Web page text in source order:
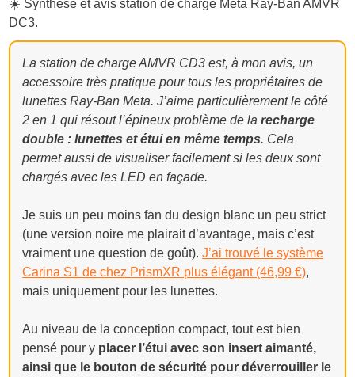
☀️ Synthèse et avis station de charge Meta Ray-Ban AMVR
DC3.
La station de charge AMVR CD3 est, à mon avis, un
accessoire très pratique pour tous les propriétaires de
lunettes Ray-Ban Meta. J’aime particulièrement le côté
2 en 1 qui résout l’épineux problème de larecharge
double : lunettes et étui en même temps. Cela
permet aussi de visualiser facilement si les deux sont
chargés avec les LED en façade.
Je suis un peu moins fan du design blanc un peu strict
(une version noire me plairait d’avantage, mais c’est
vraiment une question de goût).J’ai trouvé le système
Carina S1 de chez PrismXR plus élégant (46,99 €),
mais uniquement pour les lunettes.
Au niveau de la conception compact, tout est bien
pensé pour y placer l’étui avec son insert aimanté,
ainsi que le bouton de sécurité pour déverrouiller le